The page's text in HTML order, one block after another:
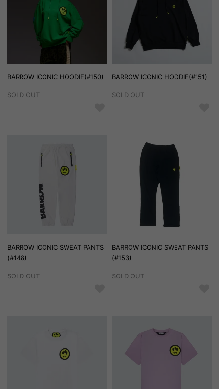
BARROW ICONIC HOODIE(#150)
SOLD OUT
BARROW ICONIC HOODIE(#151)
SOLD OUT
BARROW ICONIC SWEAT PANTS
(#148)
SOLD OUT
BARROW ICONIC SWEAT PANTS
(#153)
SOLD OUT